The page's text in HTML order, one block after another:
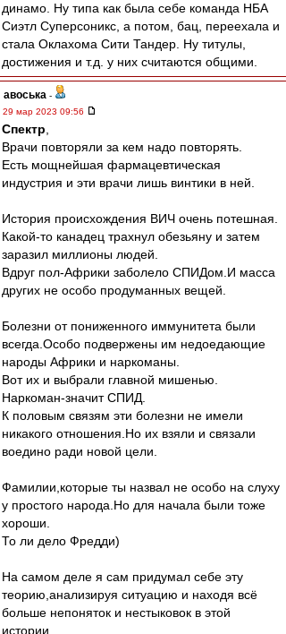
динамо. Ну типа как была себе команда НБА
Сиэтл Суперсоникс, а потом, бац, переехала и
стала Оклахома Сити Тандер. Ну титулы,
достижения и т.д. у них считаются общими.
авоська -
29 мар 2023 09:56
Спектр
Врачи повторяли за кем надо повторять.
Есть мощнейшая фармацевтическая
индустрия и эти врачи лишь винтики в ней.
История происхождения ВИЧ очень потешная.
Какой-то канадец трахнул обезьяну и затем
заразил миллионы людей.
Вдруг пол-Африки заболело СПИДом.И масса
других не особо продуманных вещей.
Болезни от пониженного иммунитета были
всегда.Особо подвержены им недоедающие
народы Африки и наркоманы.
Вот их и выбрали главной мишенью.
Наркоман-значит СПИД.
К половым связям эти болезни не имели
никакого отношения.Но их взяли и связали
воедино ради новой цели.
Фамилии,которые ты назвал не особо на слуху
у простого народа.Но для начала были тоже
хороши.
То ли дело Фредди)
На самом деле я сам придумал себе эту
теорию,анализируя ситуацию и находя всё
больше непоняток и нестыковок в этой
истории.